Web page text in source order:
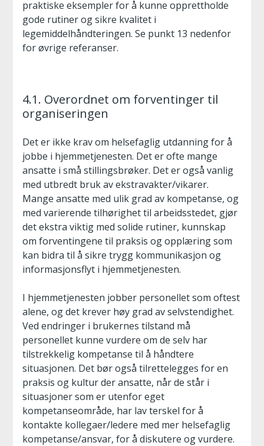
praktiske eksempler for å kunne opprettholde
gode rutiner og sikre kvalitet i
legemiddelhåndteringen. Se punkt 13 nedenfor
for øvrige referanser.
4.1. Overordnet om forventinger til
organiseringen
Det er ikke krav om helsefaglig utdanning for å
jobbe i hjemmetjenesten. Det er ofte mange
ansatte i små stillingsbrøker. Det er også vanlig
med utbredt bruk av ekstravakter/vikarer.
Mange ansatte med ulik grad av kompetanse, og
med varierende tilhørighet til arbeidsstedet, gjør
det ekstra viktig med solide rutiner, kunnskap
om forventingene til praksis og opplæring som
kan bidra til å sikre trygg kommunikasjon og
informasjonsflyt i hjemmetjenesten.
I hjemmetjenesten jobber personellet som oftest
alene, og det krever høy grad av selvstendighet.
Ved endringer i brukernes tilstand må
personellet kunne vurdere om de selv har
tilstrekkelig kompetanse til å håndtere
situasjonen. Det bør også tilrettelegges for en
praksis og kultur der ansatte, når de står i
situasjoner som er utenfor eget
kompetanseområde, har lav terskel for å
kontakte kollegaer/ledere med mer helsefaglig
kompetanse/ansvar, for å diskutere og vurdere.